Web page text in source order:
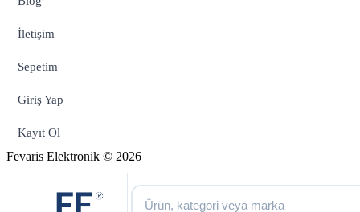
İletişim
Sepetim
Giriş Yap
Kayıt Ol
Fevaris Elektronik © 2026